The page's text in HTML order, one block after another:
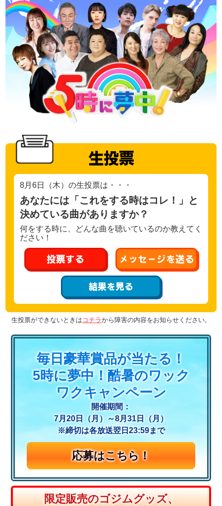
生投票
8月6日（木）の生投票は・・・
あなたには「これをする時はコレ！」と
決めている曲がありますか？
何をする時に、どんな曲を聴いているのか教えてく
ださい！
投票する メッセージを送る
結果を見る
生投票ができないときは コチラから障害の内容をお知らせください。
毎日豪華賞品が当たる！
5時に夢中！酷暑のワック
ワクキャンペーン
開催期間：
7月20日（月）～8月31日（月）
※締切は各放送翌日23:59まで
応募はこちら！
限定販売のゴジムグッズ、